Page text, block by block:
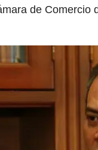
de Comercio